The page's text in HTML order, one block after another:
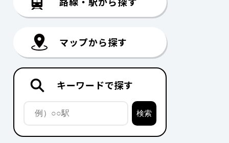
マップから探す
キーワードで探す